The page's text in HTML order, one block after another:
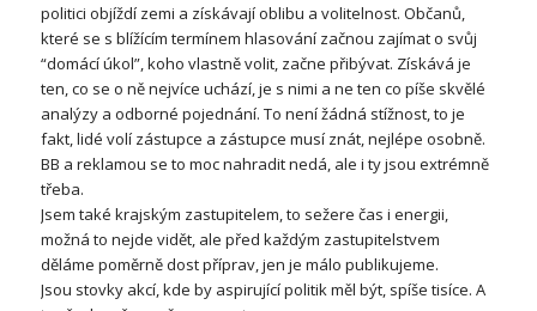
politici objíždí zemi a získávají oblibu a volitelnost. Občanů,
které se s blížícím termínem hlasování začnou zajímat o svůj
“domácí úkol”, koho vlastně volit, začne přibývat. Získává je
ten, co se o ně nejvíce uchází, je s nimi a ne ten co píše skvělé
analýzy a odborné pojednání. To není žádná stížnost, to je
fakt, lidé volí zástupce a zástupce musí znát, nejlépe osobně.
BB a reklamou se to moc nahradit nedá, ale i ty jsou extrémně
třeba.
Jsem také krajským zastupitelem, to sežere čas i energii,
možná to nejde vidět, ale před každým zastupitelstvem
děláme poměrně dost příprav, jen je málo publikujeme.
Jsou stovky akcí, kde by aspirující politik měl být, spíše tisíce. A